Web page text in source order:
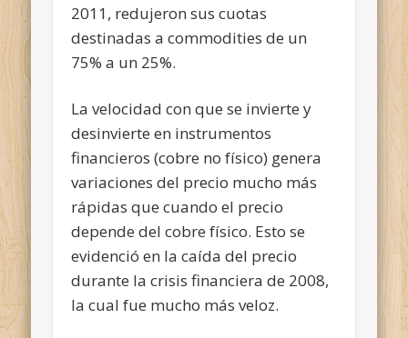
2011, redujeron sus cuotas
destinadas a commodities de un
75% a un 25%.
La velocidad con que se invierte y
desinvierte en instrumentos
financieros (cobre no físico) genera
variaciones del precio mucho más
rápidas que cuando el precio
depende del cobre físico. Esto se
evidenció en la caída del precio
durante la crisis financiera de 2008,
la cual fue mucho más veloz.